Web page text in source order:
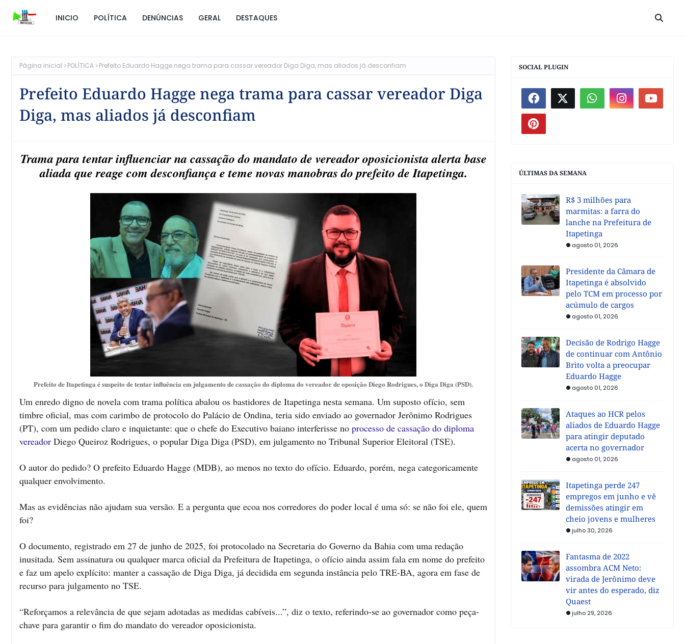
INICIO POLÍTICA DENÚNCIAS GERAL DESTAQUES
Página inicial POLÍTICA Prefeito Eduardo Hagge nega trama para cassar vereador Diga Diga, mas aliados já desconfiam
Prefeito Eduardo Hagge nega trama para cassar vereador Diga
Diga, mas aliados já desconfiam
Trama para tentar influenciar na cassação do mandato de vereador oposicionista alerta base
aliada que reage com desconfiança e teme novas manobras do prefeito de Itapetinga.
Prefeito de Itapetinga é suspeito de tentar influência em julgamento de cassação do diploma do vereador de oposição Diego Rodrigues, o Diga Diga (PSD).
Um enredo digno de novela com trama política abalou os bastidores de Itapetinga nesta semana. Um suposto ofício, sem
timbre oficial, mas com carimbo de protocolo do Palácio de Ondina, teria sido enviado ao governador Jerônimo Rodrigues
(PT), com um pedido claro e inquietante: que o chefe do Executivo baiano interferisse no processo de cassação do diploma
vereador Diego Queiroz Rodrigues, o popular Diga Diga (PSD), em julgamento no Tribunal Superior Eleitoral (TSE).
O autor do pedido? O prefeito Eduardo Hagge (MDB), ao menos no texto do ofício. Eduardo, porém, nega categoricamente
qualquer envolvimento.
Mas as evidências não ajudam sua versão. E a pergunta que ecoa nos corredores do poder local é uma só: se não foi ele, quem
foi?
O documento, registrado em 27 de junho de 2025, foi protocolado na Secretaria do Governo da Bahia com uma redação
inusitada. Sem assinatura ou qualquer marca oficial da Prefeitura de Itapetinga, o ofício ainda assim fala em nome do prefeito
e faz um apelo explícito: manter a cassação de Diga Diga, já decidida em segunda instância pelo TRE-BA, agora em fase de
recurso para julgamento no TSE.
“Reforçamos a relevância de que sejam adotadas as medidas cabíveis...”, diz o texto, referindo-se ao governador como peça-
chave para garantir o fim do mandato do vereador oposicionista.
SOCIAL PLUGIN
ÚLTIMAS DA SEMANA
R$ 3 milhões para
marmitas: a farra do
lanche na Prefeitura de
Itapetinga
agosto 01, 2026
Presidente da Câmara de
Itapetinga é absolvido
pelo TCM em processo por
acúmulo de cargos
agosto 01, 2026
Decisão de Rodrigo Hagge
de continuar com Antônio
Brito volta a preocupar
Eduardo Hagge
agosto 01, 2026
Ataques ao HCR pelos
aliados de Eduardo Hagge
para atingir deputado
acerta no governador
agosto 01, 2026
Itapetinga perde 247
empregos em junho e vê
demissões atingir em
cheio jovens e mulheres
julho 30, 2026
Fantasma de 2022
assombra ACM Neto:
virada de Jerônimo deve
vir antes do esperado, diz
Quaest
julho 29, 2026